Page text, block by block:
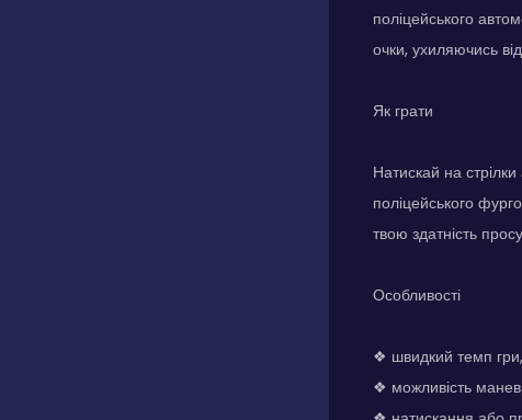
поліцейського
очки, ухиляючись
Як грати
Натискай на
поліцейського
твою здатність
Особливості
❖ швидкий темп
❖ можливість